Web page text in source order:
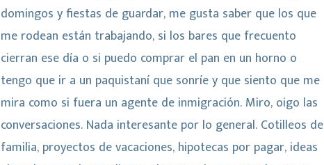
domingos y fiestas de guardar, me gusta saber que los que
me rodean están trabajando, si los bares que frecuento
cierran ese día o si puedo comprar el pan en un horno o
tengo que ir a un paquistaní que sonríe y que siento que me
mira como si fuera un agente de inmigración. Miro, oigo las
conversaciones. Nada interesante por lo general. Cotilleos de
familia, proyectos de vacaciones, hipotecas por pagar, ideas